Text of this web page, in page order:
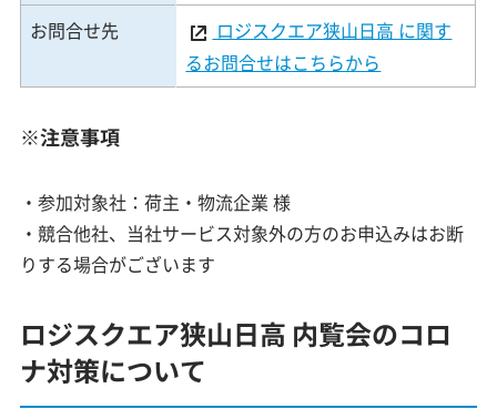
お問合せ先
ロジスクエア狭山日高 に関す
るお問合せはこちらから
※注意事項
・参加対象社：荷主・物流企業 様
・競合他社、当社サービス対象外の方のお申込みはお断
りする場合がございます
ロジスクエア狭山日高 内覧会のコロ
ナ対策について